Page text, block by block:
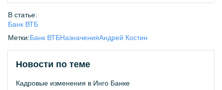
В статье:
Банк ВТБ
Метки:Банк ВТБНазначенияАндрей Костин
Новости по теме
Кадровые изменения в Инго Банке